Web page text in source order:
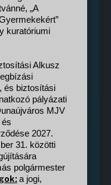
„A
kuratóriumi
Alkusz
és biztosítási
pályázati
MJV
2027.
31. közötti
polgármester
a jogi,